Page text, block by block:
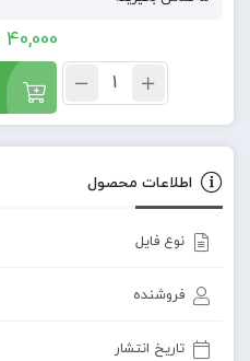
40,000
اطلاعات محصول
نوع فایل
فروشنده
تاریخ انتشار